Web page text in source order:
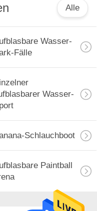
Alle
Wasser-
Fälle
Wasser-
Schlauchboot
Paintball